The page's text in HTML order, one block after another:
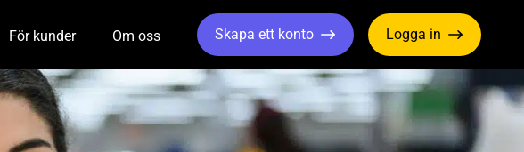
Toggle Dropdown
För kunder Toggle Dropdown
Om oss Toggle Dropdown
Skapa ett konto Logga in